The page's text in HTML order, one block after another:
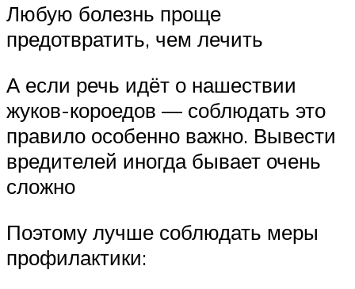
Любую болезнь проще
предотвратить, чем лечить
А если речь идёт о нашествии
жуков-короедов — соблюдать это
правило особенно важно. Вывести
вредителей иногда бывает очень
сложно
Поэтому лучше соблюдать меры
профилактики: